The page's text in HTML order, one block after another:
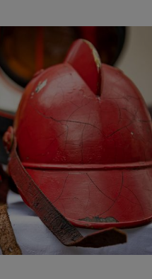
Bürgerhaus